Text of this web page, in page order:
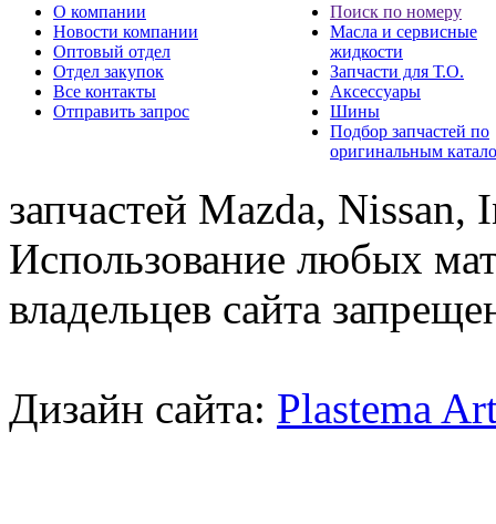
О компании
Новости компании
Оптовый отдел
Отдел закупок
Все контакты
Отправить запрос
Поиск по номеру
Масла и сервисные
жидкости
Запчасти для Т.О.
Аксессуары
Шины
Подбор запчастей по
оригинальным
запчастей Mazda,
Использование любых
владельцев сайта
Дизайн сайта: Plastema